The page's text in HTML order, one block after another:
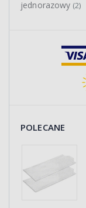
jednorazowy (2)
POLECANE